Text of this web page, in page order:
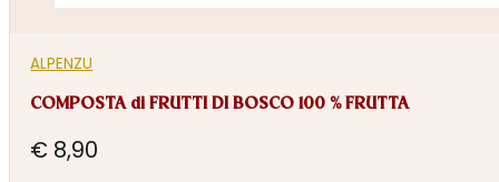
ALPENZU
COMPOSTA di FRUTTI DI BOSCO 100 % FRUTTA
€ 8,90